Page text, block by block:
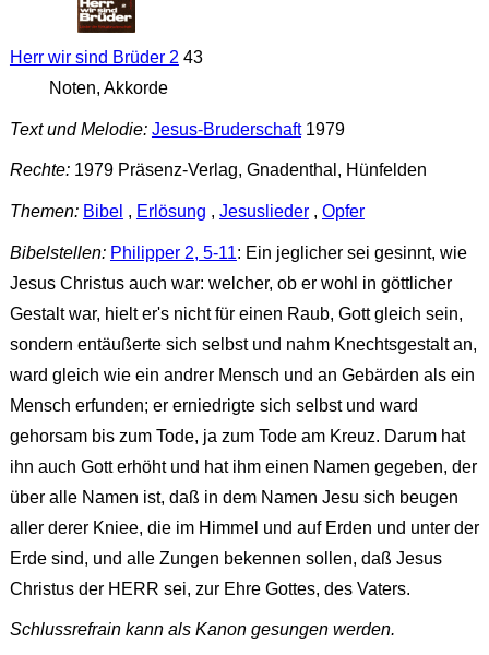
Herr wir sind Brüder 2 43
Noten, Akkorde
Text und Melodie: Jesus-Bruderschaft1979
Rechte:1979 Präsenz-Verlag, Gnadenthal, Hünfelden
Themen: Bibel , Erlösung , Jesuslieder, Opfer
Bibelstellen: Philipper 2, 5-11: Ein jeglicher sei gesinnt, wie
Jesus Christus auch war: welcher, ob er wohl in göttlicher
Gestalt war, hielt er's nicht für einen Raub, Gott gleich sein,
sondern entäußerte sich selbst und nahm Knechtsgestalt an,
ward gleich wie ein andrer Mensch und an Gebärden als ein
Mensch erfunden; er erniedrigte sich selbst und ward
gehorsam bis zum Tode, ja zum Tode am Kreuz. Darum hat
ihn auch Gott erhöht und hat ihm einen Namen gegeben, der
über alle Namen ist, daß in dem Namen Jesu sich beugen
aller derer Kniee, die im Himmel und auf Erden und unter der
Erde sind, und alle Zungen bekennen sollen, daß Jesus
Christus der HERR sei, zur Ehre Gottes, des Vaters.
Schlussrefrain kann als Kanon gesungen werden.